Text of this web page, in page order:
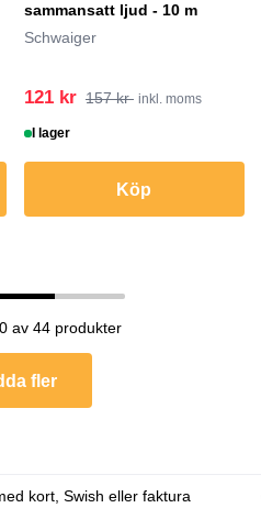
sammansatt ljud - 10 m
Schwaiger
121 kr 157 kr inkl. moms
I lager
Köp
av 44 produkter
fler
kort, Swish eller faktura